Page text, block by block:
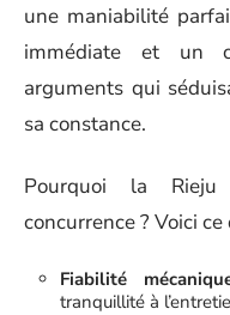
une maniabilité
immédiate et un
arguments qui
sa constance.
Pourquoi la
concurrence ? Voici
Fiabilité
tranquillité à